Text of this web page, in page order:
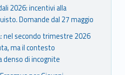
2026: incentivi alla
Domande dal 27 maggio
nel secondo trimestre 2026
ma il contesto
di incognite